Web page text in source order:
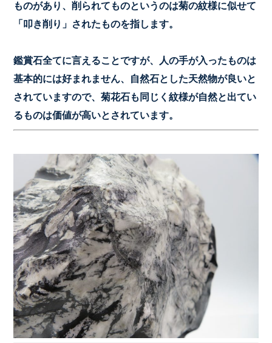
ものがあり、削られてものというのは菊の紋様に似せて
「叩き削り」されたものを指します。
鑑賞石全てに言えることですが、人の手が入ったものは
基本的には好まれません、自然石とした天然物が良いと
されていますので、菊花石も同じく紋様が自然と出てい
るものは価値が高いとされています。